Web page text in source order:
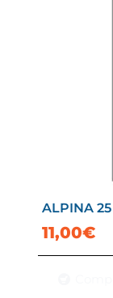
ALPINA
11,00€